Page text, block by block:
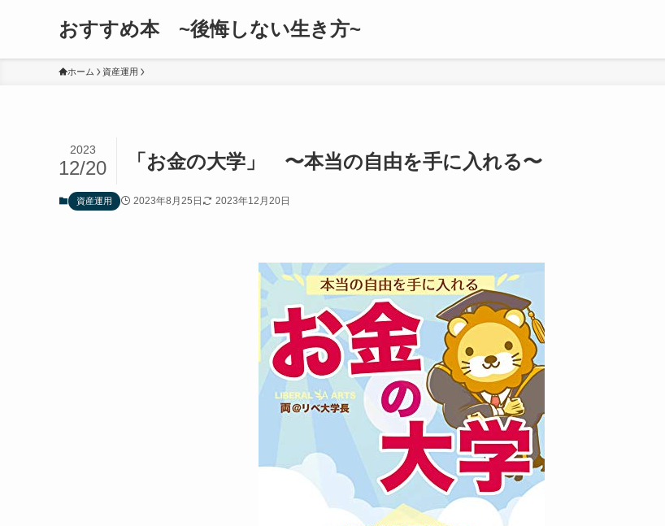
おすすめ本 ~後悔しない生き方~
ホーム 資産運用
「お金の大学」 〜本当の自由を手に入れる〜
2023
12/20
資産運用 2023年8月25日 2023年12月20日